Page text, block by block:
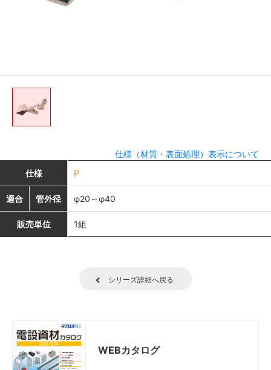
仕様（材質・表面処理）表示について
仕様
P
適合 管外径 φ20～φ40
販売単位 1組
シリーズ詳細へ戻る
WEBカタログ